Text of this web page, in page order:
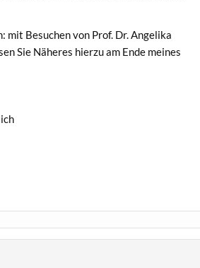
mit Besuchen von Prof. Dr. Ange­li­ka
Sie Näheres hierzu am Ende meines